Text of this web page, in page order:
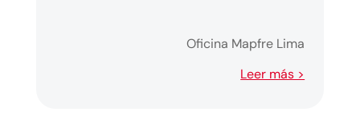
Oficina Mapfre Lima
Leer más >